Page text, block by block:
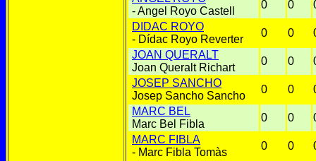
- Angel Royo Castell
0 0
DIDAC ROYO
- Dídac Royo Reverter
0 0
JOAN QUERALT
Joan Queralt Richart
0 0
JOSEP SANCHO
Josep Sancho Sancho
0 0
MARC BEL
Marc Bel Fibla
0 0
MARC FIBLA
- Marc Fibla Tomàs
0 0